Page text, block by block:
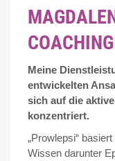
Meine
entwickelten
sich auf die
konzentriert.
„Prowlepsi“
Wissen darunter